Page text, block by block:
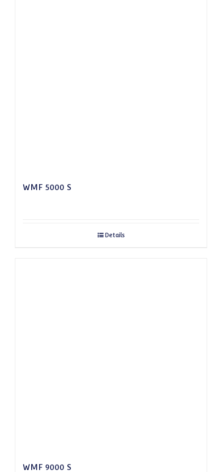
WMF 5000 S
Details
WMF 9000 S